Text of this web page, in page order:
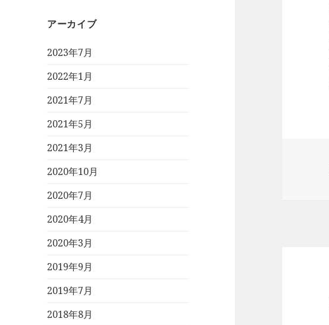
アーカイブ
2023年7月
2022年1月
2021年7月
2021年5月
2021年3月
2020年10月
2020年7月
2020年4月
2020年3月
2019年9月
2019年7月
2018年8月